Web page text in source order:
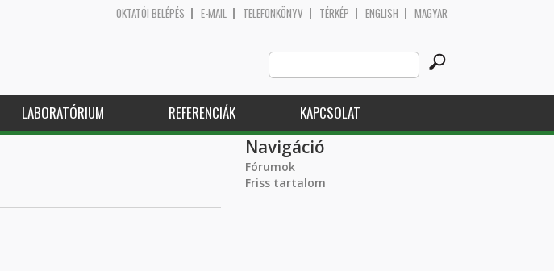
OKTATÓI BELÉPÉS E-MAIL TELEFONKÖNYV TÉRKÉP ENGLISH MAGYAR
Search
this
site
LABORATÓRIUM REFERENCIÁK KAPCSOLAT
Navigáció
Fórumok
Friss tartalom